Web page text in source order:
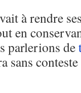
à rendre
en
parlerions de
sans